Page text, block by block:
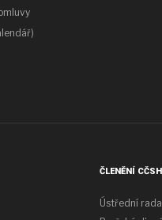
ČLENĚNÍ CČSH
Ústřední rada